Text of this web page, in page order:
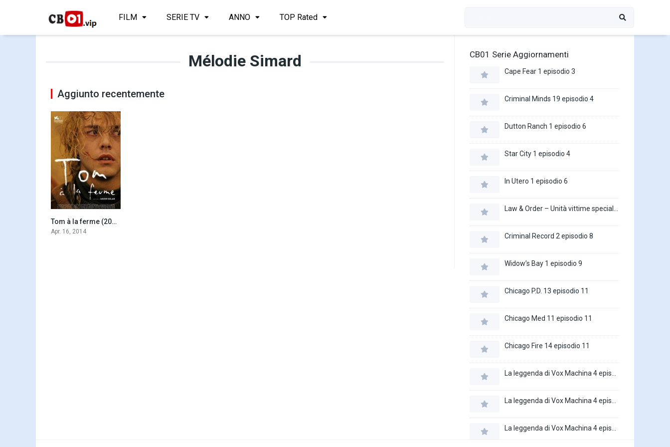
FILM SERIE TV ANNO TOP Rated
Mélodie Simard
Aggiunto recentemente
7.0
Tom à la ferme (2013)
Apr. 16, 2014
CB01 Serie Aggiornamenti
Cape Fear 1 episodio 3
Criminal Minds 19 episodio 4
Dutton Ranch 1 episodio 6
Star City 1 episodio 4
In Utero 1 episodio 6
Criminal Record 2 episodio 8
Widow’s Bay 1 episodio 9
Chicago P.D. 13 episodio 11
Chicago Med 11 episodio 11
Chicago Fire 14 episodio 11